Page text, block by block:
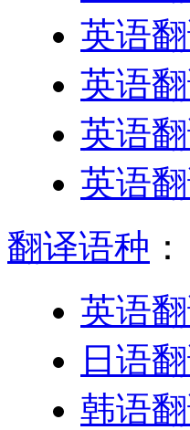
英语
英语
英语
英语
翻译语种 ：
英语
日语
韩语